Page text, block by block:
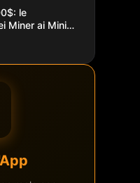
le
Miner ai Minimi